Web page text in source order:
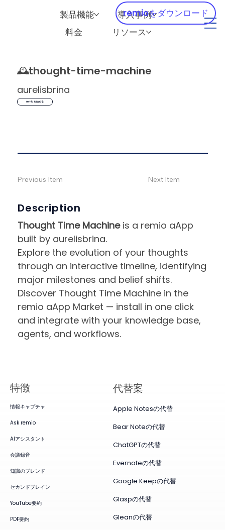
製品機能
導入事例
料金
リソース
remioをダウンロード
🕰️thought-time-machine
aurelisbrina
remio を始める
Description
Thought Time Machineis a remio aApp
built by aurelisbrina.
Explore the evolution of your thoughts
through an interactive timeline, identifying
major milestones and belief shifts.
Discover Thought Time Machine in the
remio aApp Market — install in one click
and integrate with your knowledge base,
agents, and workflows.
Previous Item Next Item
特徴
情報キャプチャ
Ask remio
AIアシスタント
会議録音
知識のブレンド
セカンドブレイン
YouTube要約
PDF要約
代替案
Apple Notesの代替
Bear Noteの代替
ChatGPTの代替
Evernoteの代替
Google Keepの代替
Glaspの代替
Gleanの代替